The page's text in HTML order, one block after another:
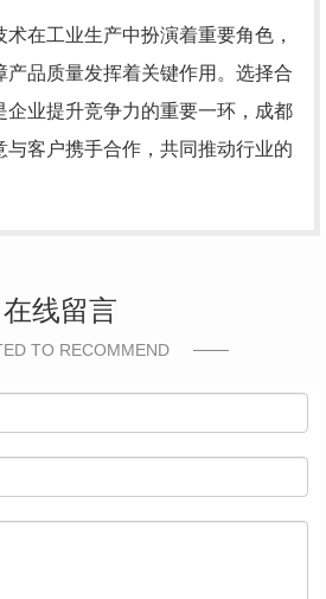
在工业生产中扮演着重要角色，
产品质量发挥着关键作用。选择合
企业提升竞争力的重要一环，成都
与客户携手合作，共同推动行业的
在线留言
TO RECOMMEND